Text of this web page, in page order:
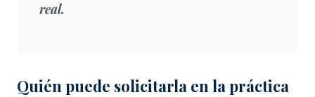
real.
Quién puede solicitarla en la práctica